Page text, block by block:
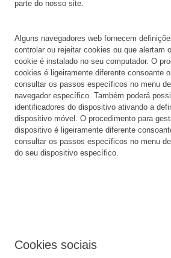
parte do nosso site.
Alguns navegadores web fornecem
controlar ou rejeitar cookies ou que alertam
cookie é instalado no seu computador. O
cookies é ligeiramente diferente consoante
consultar os passos específicos no menu
navegador específico. Também poderá
identificadores do dispositivo ativando a
dispositivo móvel. O procedimento para
dispositivo é ligeiramente diferente
consultar os passos específicos no menu
do seu dispositivo específico.
Cookies sociais